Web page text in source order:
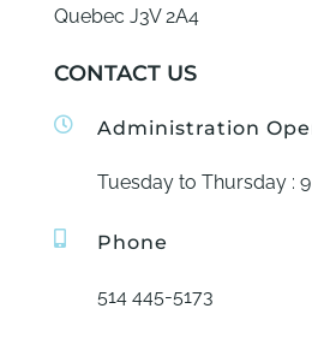
Quebec J3V 2A4
CONTACT US
Administration
Tuesday to Thursday :
Phone
514 445-5173